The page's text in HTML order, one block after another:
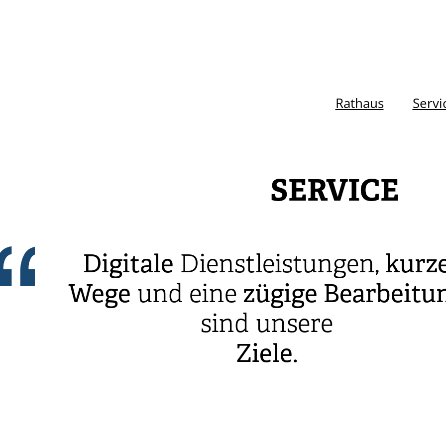
Rathaus
SERVICE
Digitale Dienstleistungen,
Wege und eine zügige
sind unsere
Ziele.